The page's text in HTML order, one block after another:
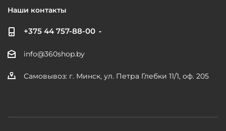
Наши контакты
+375 44 757-88-00
info@360shop.by
Самовывоз: г. Минск, ул. Петра Глебки 11/1, оф. 205